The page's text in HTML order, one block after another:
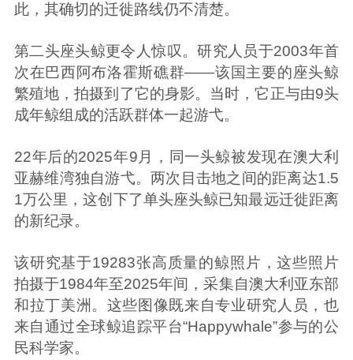
此，其确切的迁徙路线仍不清楚。
第二头座头鲸更令人惊叹。研究人员于2003年首
次在巴西阿布洛霍斯礁群——该国主要的座头鲸
繁殖地，拍摄到了它的身影。当时，它正与由9头
成年鲸组成的活跃群体一起游弋。
22年后的2025年9月，同一头鲸被发现在澳大利
亚赫维湾独自游弋。两次目击地之间的距离达1.5
1万公里，这创下了单头座头鲸已知最远迁徙距离
的新纪录。
该研究基于19283张高质量的鲸照片，这些照片
拍摄于1984年至2025年间，采集自澳大利亚东部
和拉丁美洲。这些图像既来自专业研究人员，也
来自通过全球鲸追踪平台“Happywhale”参与的公
民科学家。